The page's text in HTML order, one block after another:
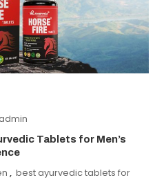
Tablets for Men’s
, best ayurvedic tablets for